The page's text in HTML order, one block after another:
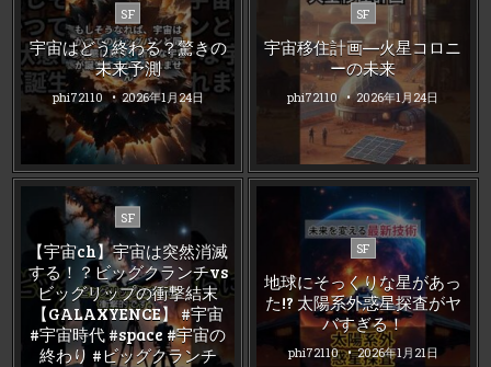
Posted
in
SF
宇宙はどう終わる？驚きの
未来予測
phi72110 2026年1月24日
Posted
in
SF
宇宙移住計画—火星コロニ
ーの未来
phi72110 2026年1月24日
Posted
SF
【宇宙ch】宇宙は突然消滅
する！？ビッグクランチvs
ビッグリップの衝撃結末
【GALAXYENCE】 #宇宙
#宇宙時代 #space #宇宙の
終わり #ビッグクランチ
Posted
in
SF
地球にそっくりな星があっ
た!? 太陽系外惑星探査がヤ
バすぎる！
phi72110 2026年1月21日